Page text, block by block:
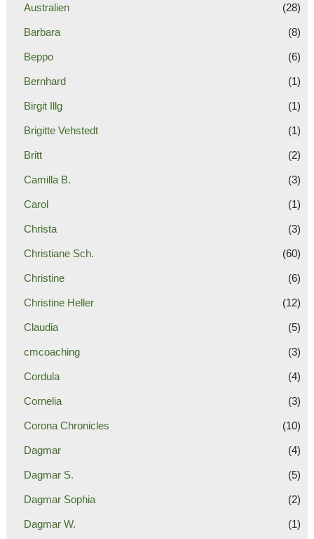
Australien (28)
Barbara (8)
Beppo (6)
Bernhard (1)
Birgit Illg (1)
Brigitte Vehstedt (1)
Britt (2)
Camilla B. (3)
Carol (1)
Christa (3)
Christiane Sch. (60)
Christine (6)
Christine Heller (12)
Claudia (5)
cmcoaching (3)
Cordula (4)
Cornelia (3)
Corona Chronicles (10)
Dagmar (4)
Dagmar S. (5)
Dagmar Sophia (2)
Dagmar W. (1)